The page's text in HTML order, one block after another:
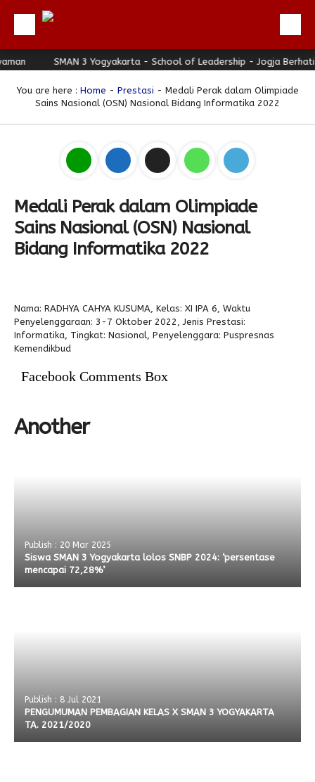
Beranda
Profil
Download
Hubungi Kami
PPDB
Alumni
SMAN 3 Yogyakarta - School of Leadership - Jogja Berhati
You are here : Home - Prestasi - Medali Perak dalam Olimpiade
Sains Nasional (OSN) Nasional Bidang Informatika 2022
Medali Perak dalam Olimpiade
Sains Nasional (OSN) Nasional
Bidang Informatika 2022
Nama: RADHYA CAHYA KUSUMA, Kelas: XI IPA 6, Waktu
Penyelenggaraan: 3-7 Oktober 2022, Jenis Prestasi:
Informatika, Tingkat: Nasional, Penyelenggara: Puspresnas
Kemendikbud
Facebook Comments Box
Another
Publish : 20 Mar 2025
Siswa SMAN 3 Yogyakarta lolos SNBP 2024: ‘persentase
mencapai 72,28%’
Publish : 8 Jul 2021
PENGUMUMAN PEMBAGIAN KELAS X SMAN 3 YOGYAKARTA
TA. 2021/2020